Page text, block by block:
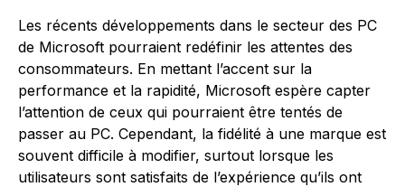
Les récents développements dans le secteur des PC
de Microsoft pourraient redéfinir les attentes des
consommateurs. En mettant l’accent sur la
performance et la rapidité, Microsoft espère capter
l’attention de ceux qui pourraient être tentés de
passer au PC. Cependant, la fidélité à une marque est
souvent difficile à modifier, surtout lorsque les
utilisateurs sont satisfaits de l’expérience qu’ils ont